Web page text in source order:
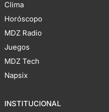
Clima
Horóscopo
MDZ Radio
Juegos
MDZ Tech
Napsix
INSTITUCIONAL